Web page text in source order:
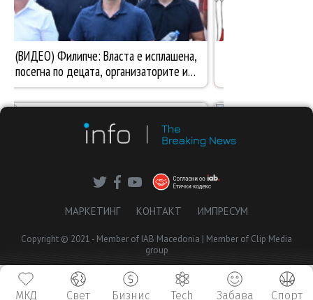
МКД Свет Бизнис Tech Забава Спорт
МАРКЕТИНГ КОНТАКТ ИМПРЕСУМ
Copyright © 2021 - Member of IAB Macedonia | Member of Clip Media
group